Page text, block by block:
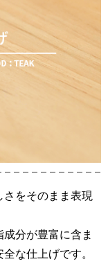
をそのまま表現
分が豊富に含ま
な仕上げです。